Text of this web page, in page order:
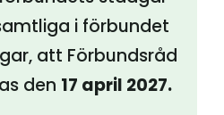
i förbundet
att Förbundsråd
den 17 april 2027.